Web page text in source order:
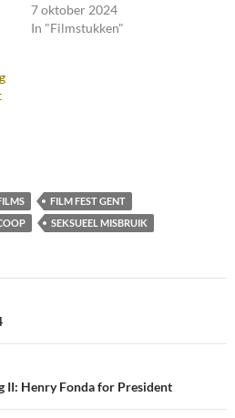
7 oktober 2024
In "Filmstukken"
FILM FEST GENT
SEKSUEEL MISBRUIK
II: Henry Fonda for President